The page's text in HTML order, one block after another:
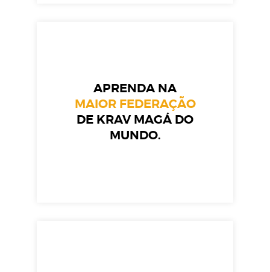
APRENDA NA
MAIOR FEDERAÇÃO
DE KRAV MAGÁ DO
MUNDO.